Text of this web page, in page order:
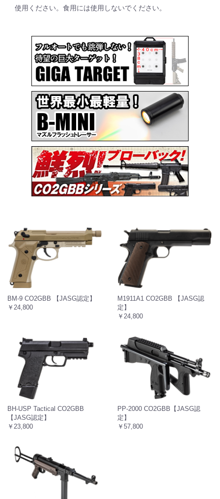
使用ください。食用には使用しないでください。
BM-9 CO2GBB 【JASG認定】
￥24,800
M1911A1 CO2GBB 【JASG認
定】
￥24,800
BH-USP Tactical CO2GBB
【JASG認定】
￥23,800
PP-2000 CO2GBB【JASG認
定】
￥57,800